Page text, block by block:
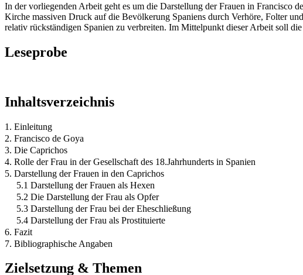
In der vorliegenden Arbeit geht es um die Darstellung der Frauen in Francisco
Kirche massiven Druck auf die Bevölkerung Spaniens durch Verhöre, Folter
relativ rückständigen Spanien zu verbreiten. Im Mittelpunkt dieser Arbeit soll
Leseprobe
Inhaltsverzeichnis
1. Einleitung
2. Francisco de Goya
3. Die Caprichos
4. Rolle der Frau in der Gesellschaft des 18.Jahrhunderts in Spanien
5. Darstellung der Frauen in den Caprichos
5.1 Darstellung der Frauen als Hexen
5.2 Die Darstellung der Frau als Opfer
5.3 Darstellung der Frau bei der Eheschließung
5.4 Darstellung der Frau als Prostituierte
6. Fazit
7. Bibliographische Angaben
Zielsetzung & Themen